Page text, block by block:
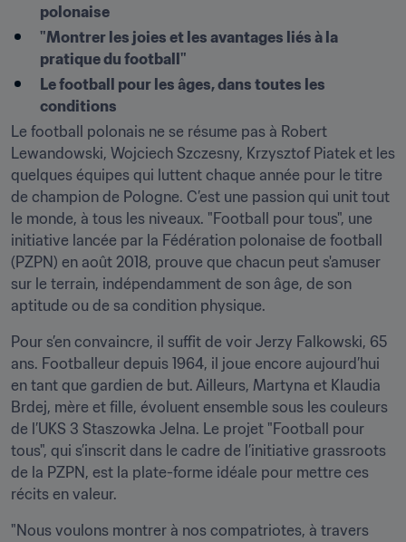
polonaise
"Montrer les joies et les avantages liés à la
pratique du football"
Le football pour les âges, dans toutes les
conditions
Le football polonais ne se résume pas à Robert
Lewandowski, Wojciech Szczesny, Krzysztof Piatek et les
quelques équipes qui luttent chaque année pour le titre
de champion de Pologne. C’est une passion qui unit tout
le monde, à tous les niveaux. "Football pour tous", une
initiative lancée par la Fédération polonaise de football
(PZPN) en août 2018, prouve que chacun peut s'amuser
sur le terrain, indépendamment de son âge, de son
aptitude ou de sa condition physique.
Pour s’en convaincre, il suffit de voir Jerzy Falkowski, 65
ans. Footballeur depuis 1964, il joue encore aujourd’hui
en tant que gardien de but. Ailleurs, Martyna et Klaudia
Brdej, mère et fille, évoluent ensemble sous les couleurs
de l’UKS 3 Staszowka Jelna. Le projet "Football pour
tous", qui s’inscrit dans le cadre de l’initiative grassroots
de la PZPN, est la plate-forme idéale pour mettre ces
récits en valeur.
"Nous voulons montrer à nos compatriotes, à travers